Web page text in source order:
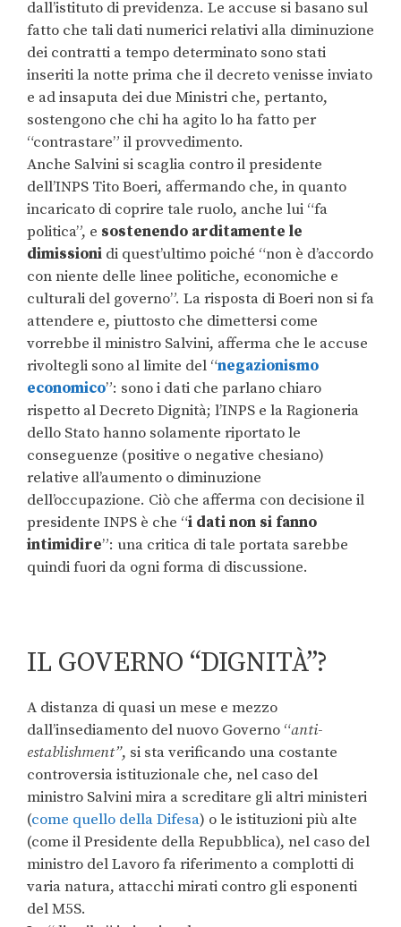
dall’istituto di previdenza. Le accuse si basano sul
fatto che tali dati numerici relativi alla diminuzione
dei contratti a tempo determinato sono stati
inseriti la notte prima che il decreto venisse inviato
e ad insaputa dei due Ministri che, pertanto,
sostengono che chi ha agito lo ha fatto per
“contrastare” il provvedimento.
Anche Salvini si scaglia contro il presidente
dell’INPS Tito Boeri, affermando che, in quanto
incaricato di coprire tale ruolo, anche lui “fa
politica”, e sostenendo arditamente le
dimissioni di quest’ultimo poiché “non è d’accordo
con niente delle linee politiche, economiche e
culturali del governo”. La risposta di Boeri non si fa
attendere e, piuttosto che dimettersi come
vorrebbe il ministro Salvini, afferma che le accuse
rivoltegli sono al limite del “negazionismo
economico”: sono i dati che parlano chiaro
rispetto al Decreto Dignità; l’INPS e la Ragioneria
dello Stato hanno solamente riportato le
conseguenze (positive o negative chesiano)
relative all’aumento o diminuzione
dell’occupazione. Ciò che afferma con decisione il
presidente INPS è che “i dati non si fanno
intimidire”: una critica di tale portata sarebbe
quindi fuori da ogni forma di discussione.
IL GOVERNO “DIGNITÀ”?
A distanza di quasi un mese e mezzo
dall’insediamento del nuovo Governo “anti-
establishment”, si sta verificando una costante
controversia istituzionale che, nel caso del
ministro Salvini mira a screditare gli altri ministeri
(come quello della Difesa) o le istituzioni più alte
(come il Presidente della Repubblica), nel caso del
ministro del Lavoro fa riferimento a complotti di
varia natura, attacchi mirati contro gli esponenti
del M5S.